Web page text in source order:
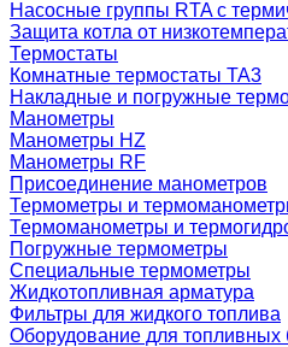
Насосные группы RTA с
Защита котла от
Термостаты
Комнатные термостаты TA3
Накладные и погружные
Манометры
Манометры HZ
Манометры RF
Присоединение манометров
Термометры и
Термоманометры и
Погружные термометры
Специальные термометры
Жидкотопливная арматура
Фильтры для жидкого топлива
Оборудование для топливных